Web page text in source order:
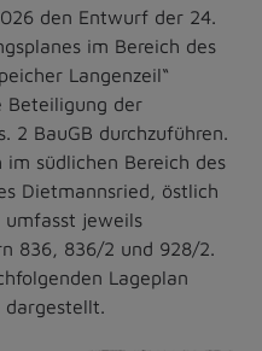
den Entwurf der 24.
im Bereich des
Langenzeil“
Beteiligung der
2 BauGB durchzuführen.
südlichen Bereich des
Dietmannsried, östlich
umfasst jeweils
836, 836/2 und 928/2.
Lageplan